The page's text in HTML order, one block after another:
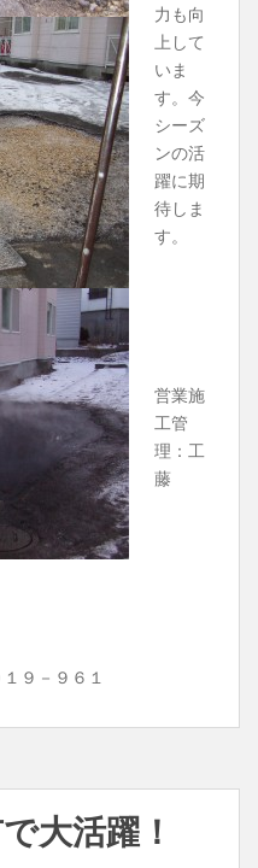
力も向
上して
いま
す。今
シーズ
ンの活
躍に期
待しま
す。
営業施
工管
理：工
藤
９－９６１
大活躍！